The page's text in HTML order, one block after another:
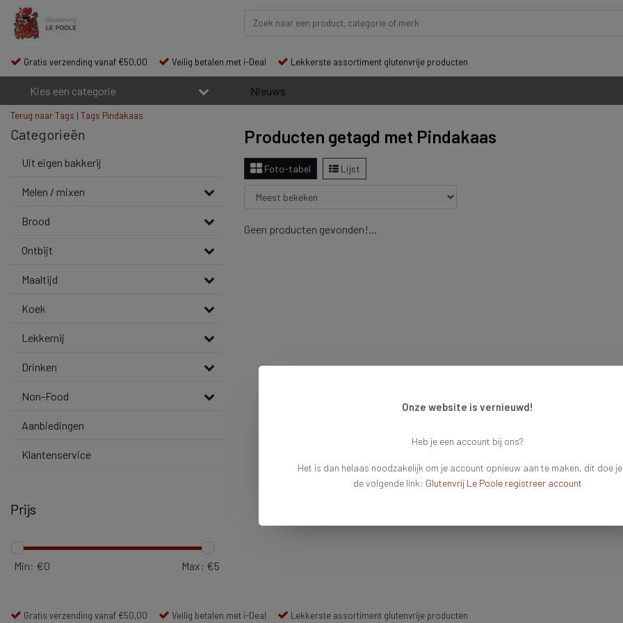
Gratis verzending vanaf €50,00 Veilig betalen met i-Deal Lekkerste assortiment glutenvrije producten
Kies een categorie Nieuws
Terug naar Tags | Tags Pindakaas
Categorieën
Uit eigen bakkerij
Melen / mixen
Brood
Ontbijt
Maaltijd
Koek
Lekkernij
Drinken
Non-Food
Aanbiedingen
Klantenservice
Prijs
Min: €0 Max: €5
Producten getagd met Pindakaas
Foto-tabel Lijst
Geen producten gevonden!...
Gratis verzending vanaf €50,00 Veilig betalen met i-Deal Lekkerste assortiment glutenvrije producten
Onze website is vernieuwd!
Heb je een account bij ons?
Het is dan helaas noodzakelijk om je account opnieuw aan te maken, dit doe
de volgende link: Glutenvrij Le Poole registreer account